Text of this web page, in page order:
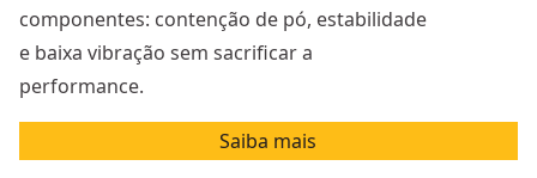
componentes: contenção de pó, estabilidade
e baixa vibração sem sacrificar a
performance.
Saiba mais